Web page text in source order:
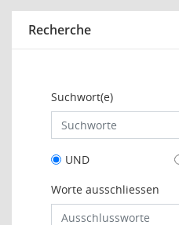
Recherche
Suchwort(e)
UND
Worte ausschliessen